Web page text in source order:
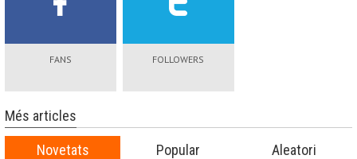
FANS FOLLOWERS
Més articles
Novetats Popular Aleatori